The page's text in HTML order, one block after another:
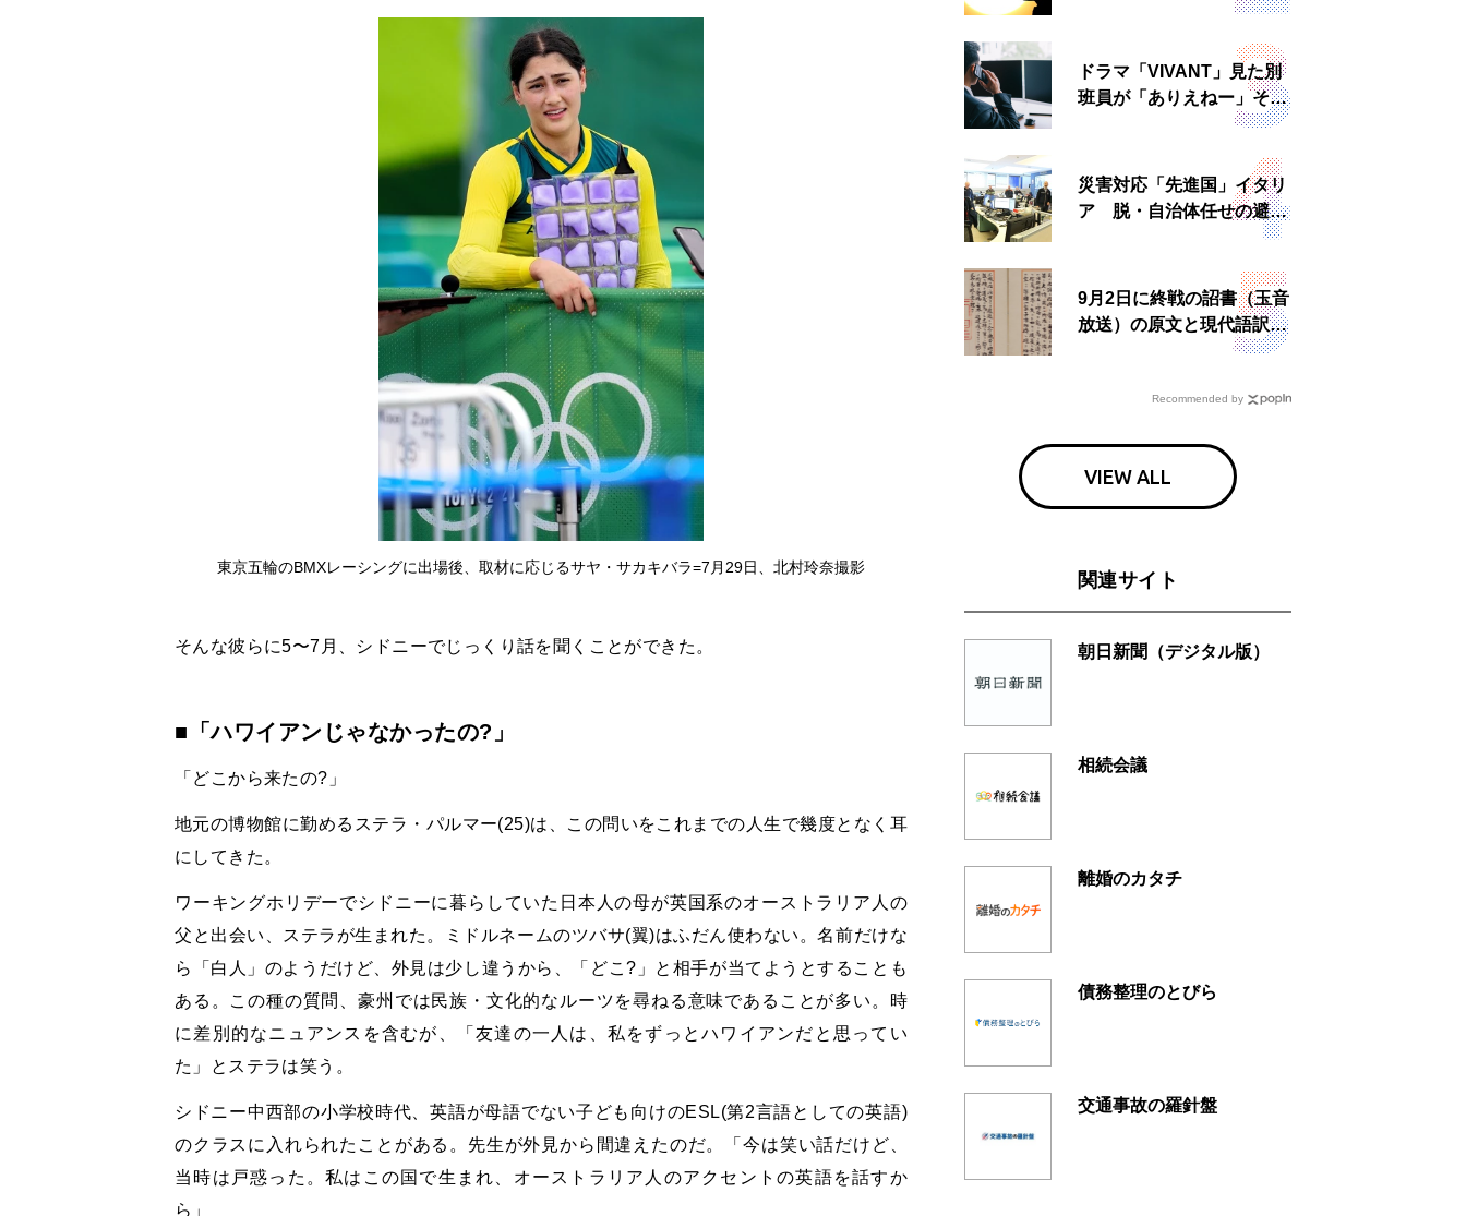
東京五輪のBMXレーシングに出場後、取材に応じるサヤ・サカキバラ=7月29日、北村玲奈撮影
そんな彼らに5〜7月、シドニーでじっくり話を聞くことができた。
■「ハワイアンじゃなかったの?」
「どこから来たの?」
地元の博物館に勤めるステラ・パルマー(25)は、この問いをこれまでの人生で幾度となく耳
にしてきた。
ワーキングホリデーでシドニーに暮らしていた日本人の母が英国系のオーストラリア人の
父と出会い、ステラが生まれた。ミドルネームのツバサ(翼)はふだん使わない。名前だけな
ら「白人」のようだけど、外見は少し違うから、「どこ?」と相手が当てようとすることも
ある。この種の質問、豪州では民族・文化的なルーツを尋ねる意味であることが多い。時
に差別的なニュアンスを含むが、「友達の一人は、私をずっとハワイアンだと思ってい
た」とステラは笑う。
シドニー中西部の小学校時代、英語が母語でない子ども向けのESL(第2言語としての英語)
のクラスに入れられたことがある。先生が外見から間違えたのだ。「今は笑い話だけど、
当時は戸惑った。私はこの国で生まれ、オーストラリア人のアクセントの英語を話すか
ら」
は実在する？内情知る人物
ドラマ「VIVANT」見た別
班員が「ありえねー」その
理由とは 非公然組織ゆえ
災害対応「先進国」イタリ
ア 脱・自治体任せの避難
所運営、被災者への温かい
9月2日に終戦の詔書（玉音
放送）の原文と現代語訳を
読む もう一つの「終戦の
Recommended by
VIEW ALL
関連サイト
朝日新聞（デジタル版）
相続会議
離婚のカタチ
債務整理のとびら
交通事故の羅針盤